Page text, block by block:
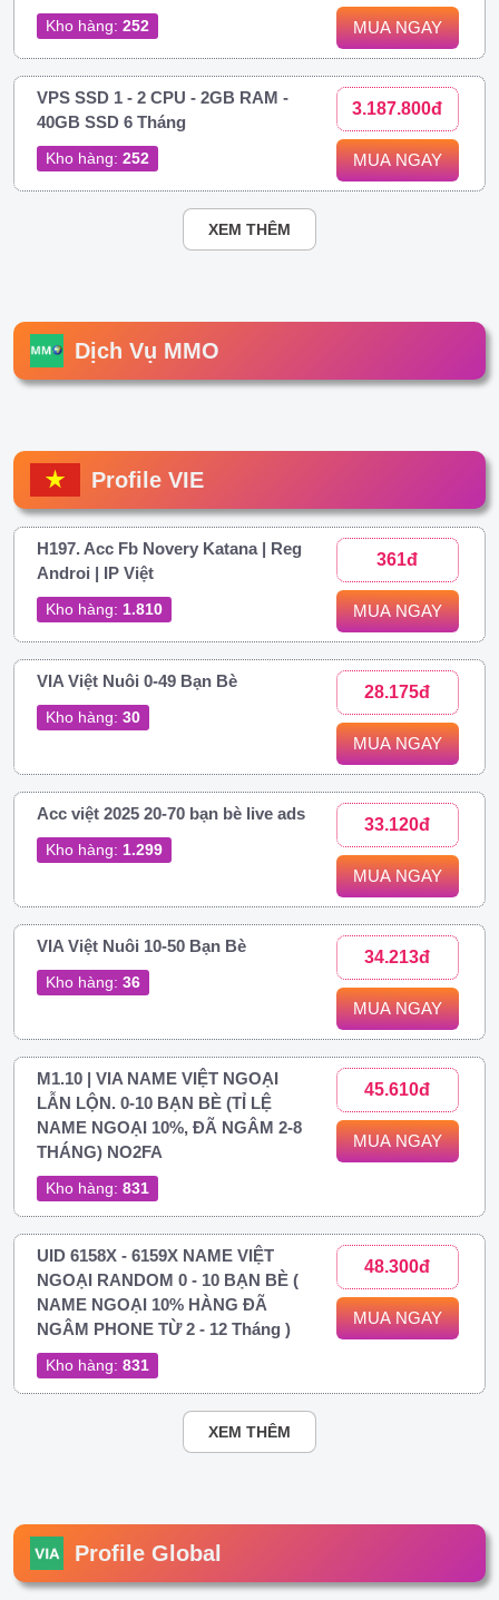
Kho hàng: 252 MUA NGAY
VPS SSD 1 - 2 CPU - 2GB RAM -
40GB SSD 6 Tháng
Kho hàng: 252
3.187.800đ
MUA NGAY
XEM THÊM
Dịch Vụ MMO
Profile VIE
H197. Acc Fb Novery Katana | Reg
Androi | IP Việt
Kho hàng: 1.810
361đ
MUA NGAY
VIA Việt Nuôi 0-49 Bạn Bè
Kho hàng: 30
28.175đ
MUA NGAY
Acc việt 2025 20-70 bạn bè live ads
Kho hàng: 1.299
33.120đ
MUA NGAY
VIA Việt Nuôi 10-50 Bạn Bè
Kho hàng: 36
34.213đ
MUA NGAY
M1.10 | VIA NAME VIỆT NGOẠI
LẪN LỘN. 0-10 BẠN BÈ (TỈ LỆ
NAME NGOẠI 10%, ĐÃ NGÂM 2-8
THÁNG) NO2FA
Kho hàng: 831
45.610đ
MUA NGAY
UID 6158X - 6159X NAME VIỆT
NGOẠI RANDOM 0 - 10 BẠN BÈ (
NAME NGOẠI 10% HÀNG ĐÃ
NGÂM PHONE TỪ 2 - 12 Tháng )
Kho hàng: 831
48.300đ
MUA NGAY
XEM THÊM
Profile Global